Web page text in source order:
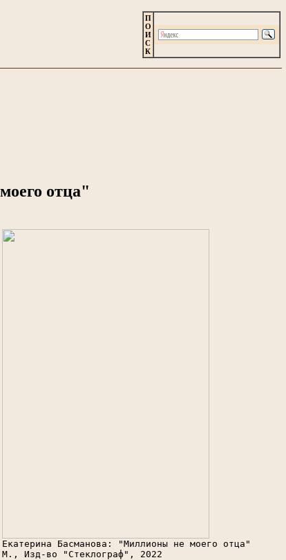
П
О
И
С
К
отца"
Екатерина Басманова: "Миллионы не моего отца"
М., Изд-во "Стеклограф", 2022